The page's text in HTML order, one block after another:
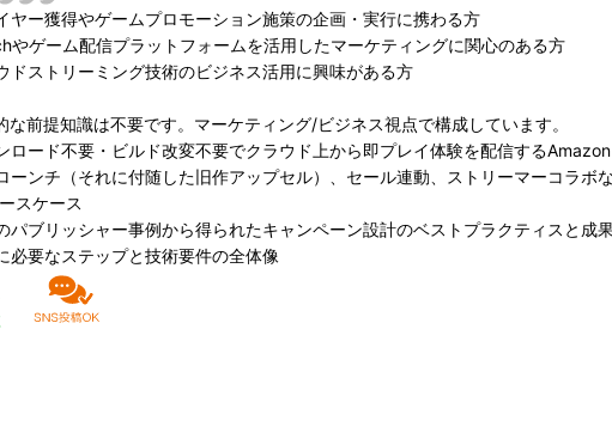
ヤー獲得やゲームプロモーション施策の企画・実行に携わる方
やゲーム配信プラットフォームを活用したマーケティングに関心のある方
ドストリーミング技術のビジネス活用に興味がある方
な前提知識は不要です。マーケティング/ビジネス視点で構成しています。
ロード不要・ビルド改変不要でクラウド上から即プレイ体験を配信する
ーンチ（それに付随した旧作アップセル）、セール連動、ストリーマーコラボ
スケース
パブリッシャー事例から得られたキャンペーン設計のベストプラクティスと成
必要なステップと技術要件の全体像